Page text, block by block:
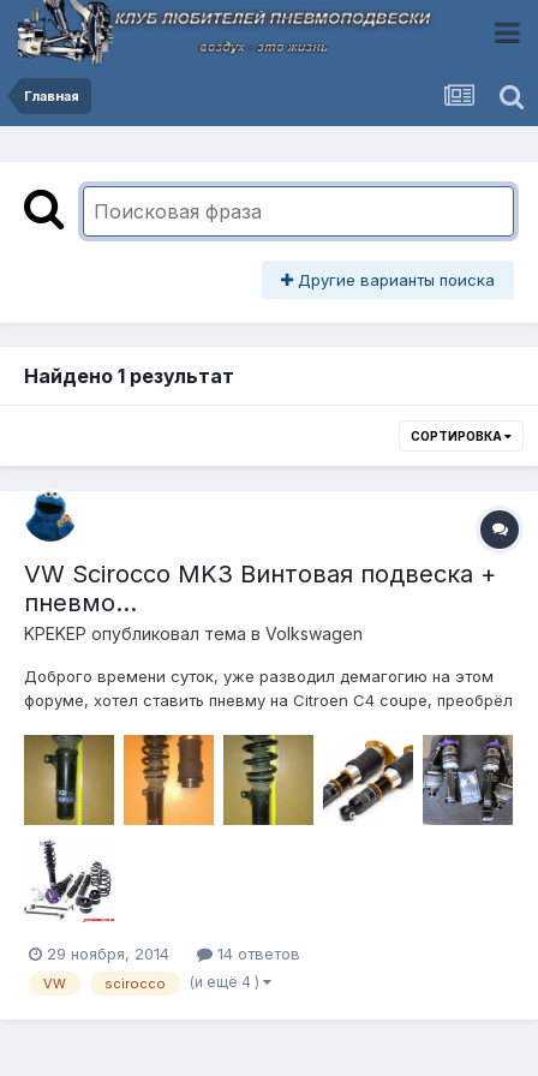
Главная
Другие варианты поиска
Найдено 1 результат
СОРТИРОВКА
VW Scirocco MK3 Винтовая подвеска +
пневмо...
KPEKEP опубликовал тема в Volkswagen
Доброго времени суток, уже разводил демагогию на этом
форуме, хотел ставить пневму на Citroen C4 coupe, преобрёл
выгодно продался (и кто то меня даже минусанул за это ) и
выгодно купился новый автомобиль, с которым я хочу
продолжить эту темати...
29 ноября, 2014 14 ответов
VW scirocco (и ещё 4 )